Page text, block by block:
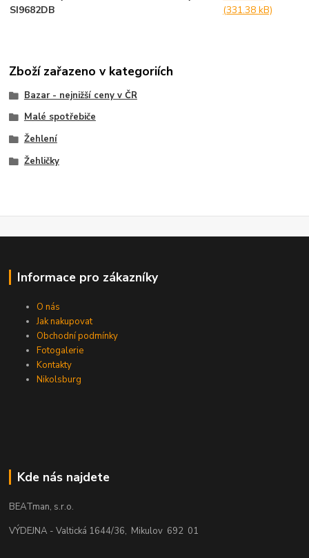
SI9682DB
(331.38 kB)
Zboží zařazeno v kategoriích
Bazar - nejnižší ceny v ČR
Malé spotřebiče
Žehlení
Žehličky
Informace pro zákazníky
O nás
Jak nakupovat
Obchodní podmínky
Fotogalerie
Kontakty
Nikolsburg
Kde nás najdete
BEATman, s.r.o.
VÝDEJNA - Valtická 1644/36, Mikulov 692 01